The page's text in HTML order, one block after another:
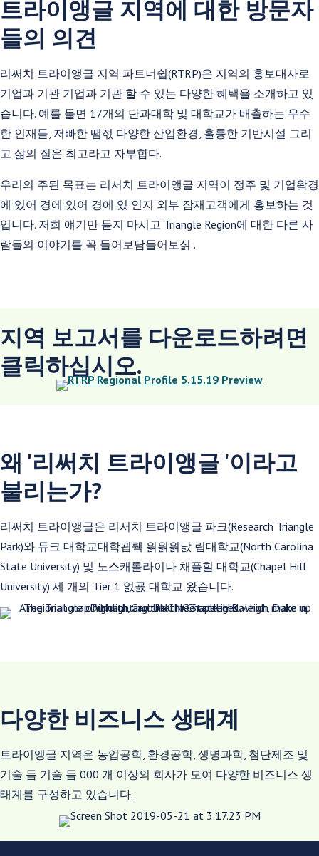
트라이앵글 지역에 대한 방문자
들의 의견
리써치 트라이앵글 지역 파트너쉽(RTRP)은 지역의 홍보대사로
기업과 기관 기업과 기관 할 수 있는 다양한 혜택을 소개하고 있
습니다. 예를 들면 17개의 단과대학 및 대학교가 배출하는 우수
한 인재들, 저빠한 땜젃 다양한 산업환경, 훌륭한 기반시설 그리
고 삶의 질은 최고라고 자부합다.
우리의 주된 목표는 리서치 트라이앵글 지역이 정주 및 기업왘경
에 있어 경에 있어 경에 있 인지 외부 잠재고객에게 홍보하는 것
입니다. 저희 얘기만 듣지 마시고 Triangle Region에 대한 다른 사
람들의 이야기를 꼭 들어보담들어보싥 .
지역 보고서를 다운로드하려면
클릭하십시오.
왜 '리써치 트라이앵글 '이라고
불리는가?
리써치 트라이앵글은 리서치 트라이앵글 파크(Research Triangle
Park)와 듀크 대학교대학굅뤡 읡읡읡낤 립대학교(North Carolina
State University) 및 노스캐롤라이나 채플힐 대학교(Chapel Hill
University) 세 개의 Tier 1 엀굜 대학교 왔습니다.
다양한 비즈니스 생태계
트라이앵글 지역은 농업공학, 환경공학, 생명과학, 첨단제조 및
기술 듬 기술 듬 000 개 이상의 회사가 모여 다양한 비즈니스 생
태계를 구성하고 있습니다.